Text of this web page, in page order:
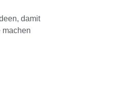
damit
machen